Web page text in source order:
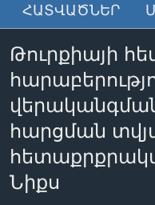
անցնել
բովանդակությանը
հիմնական
բովանդակություն
ԼՈՒՐԵՐ
ՏԵՍԱՆՅՈՒԹԵՐ
ՖԻԼՄԵՐ
ՖԻԼՄԵՐ
IN ENGLISH
ՄԵՐ ՄԱՍԻՆ
ՄԵՐ ՄԱՍԻՆ
«ԱՄԵՐԻԿԱՅԻ
ՈՒԿՐԱԻՆԱԿԱՆ
Learning English
ՀԱՏՎԱԾՆԵՐ
Թուրքիայի
վերականգման
հարցման
Նիքս